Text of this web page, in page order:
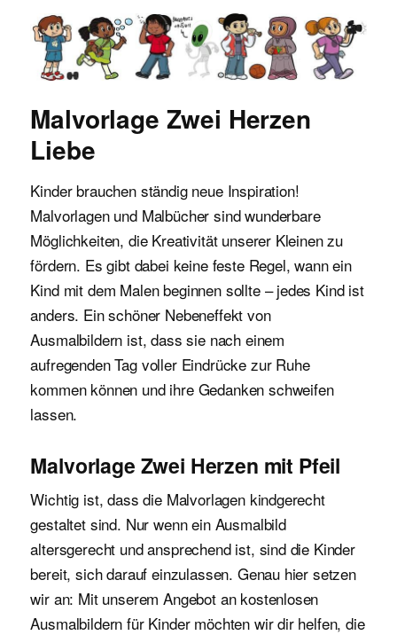
Malvorlagen für Kinder
Malvorlage Zwei Herzen
Liebe
Kinder brauchen ständig neue Inspiration!
Malvorlagen und Malbücher sind wunderbare
Möglichkeiten, die Kreativität unserer Kleinen zu
fördern. Es gibt dabei keine feste Regel, wann ein
Kind mit dem Malen beginnen sollte – jedes Kind ist
anders. Ein schöner Nebeneffekt von
Ausmalbildern ist, dass sie nach einem
aufregenden Tag voller Eindrücke zur Ruhe
kommen können und ihre Gedanken schweifen
lassen.
Malvorlage Zwei Herzen mit Pfeil
Wichtig ist, dass die Malvorlagen kindgerecht
gestaltet sind. Nur wenn ein Ausmalbild
altersgerecht und ansprechend ist, sind die Kinder
bereit, sich darauf einzulassen. Genau hier setzen
wir an: Mit unserem Angebot an kostenlosen
Ausmalbildern für Kinder möchten wir dir helfen, die